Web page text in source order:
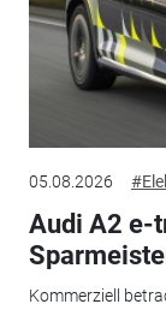
05.08.2026
Audi A2 e-
Kommerziell